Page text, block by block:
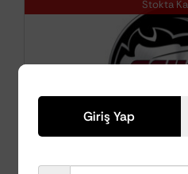
Stokta
Giriş Yap